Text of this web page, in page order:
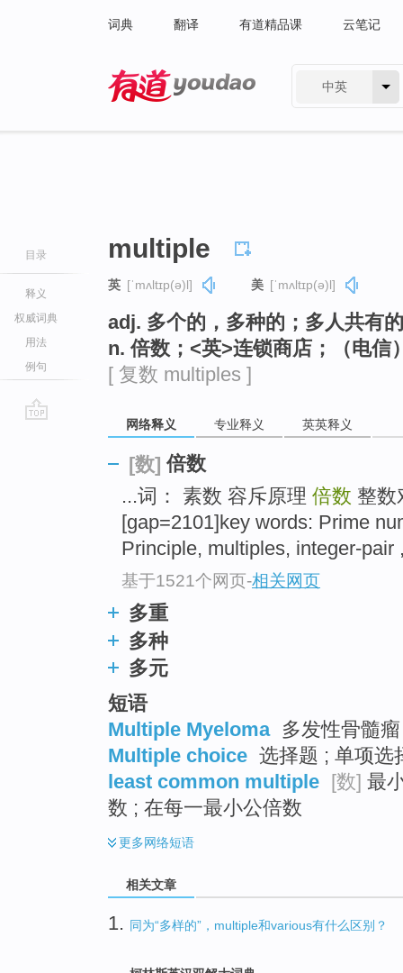
词典 翻译 有道精品课 云笔记
中英
目录
释义
权威词典
用法
例句
multiple
英 [ˈmʌltɪp(ə)l] 美 [ˈmʌltɪp(ə)l]
adj. 多个的，多种的；多人共有
n. 倍数；<英>连锁商店；（电信
[ 复数 multiples ]
网络释义 专业释义 英英释义
[数] 倍数
...词： 素数 容斥原理 倍数 整
[gap=2101]key words: Prime
Principle, multiples, integer-
基于1521个网页-相关网页
多重
多种
多元
短语
Multiple Myeloma 多发性骨髓
Multiple choice 选择题 ; 单项选
least common multiple [数] 最
数 ; 在每一最小公倍数
更多网络短语
相关文章
1. 同为“多样的”，multiple和various有什么区别？